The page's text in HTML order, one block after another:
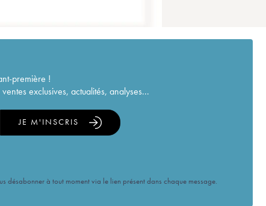
première !
exclusives, actualités, analyses...
JE M'INSCRIS
à tout moment via le lien présent dans chaque message.